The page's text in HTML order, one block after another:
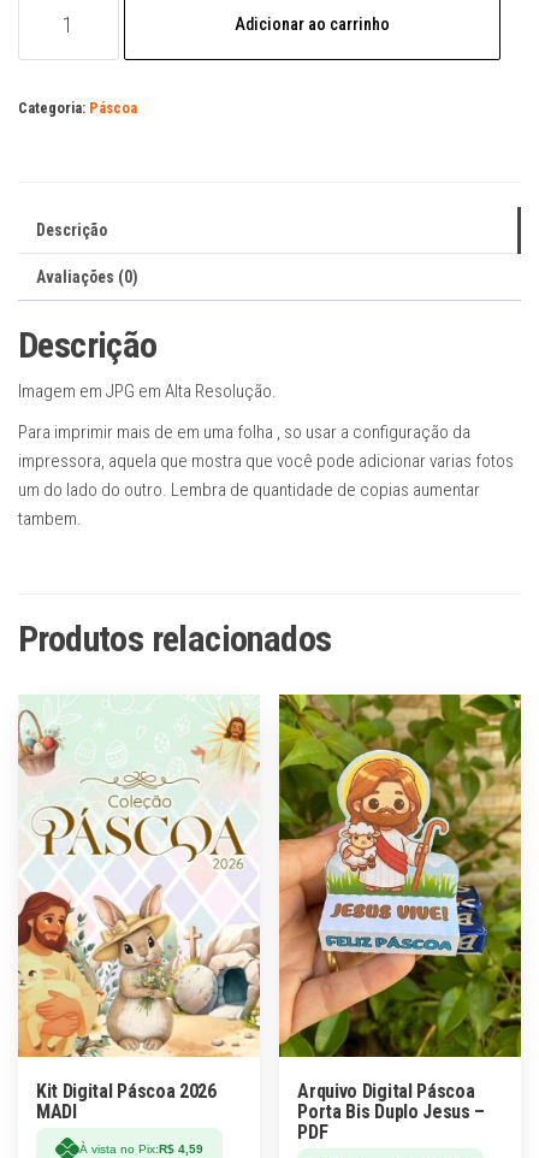
Ovo
quantidade
Adicionar ao carrinho
Categoria: Páscoa
Descrição
Avaliações (0)
Descrição
Imagem em JPG em Alta Resolução.
Para imprimir mais de em uma folha , so usar a configuração da
impressora, aquela que mostra que você pode adicionar varias fotos
um do lado do outro. Lembra de quantidade de copias aumentar
tambem.
Produtos relacionados
Kit Digital Páscoa 2026
MADI
À vista no Pix: R$ 4,59
Arquivo Digital Páscoa
Porta Bis Duplo Jesus –
PDF